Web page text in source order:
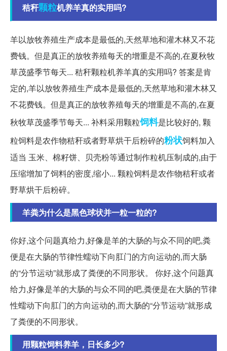
秸秆颗粒机养羊真的实用吗?
羊以放牧养殖生产成本是最低的,天然草地和灌木林又不花
费钱。但是真正的放牧养殖每天的增重是不高的,在夏秋牧
草茂盛季节每天... 秸秆颗粒机养羊真的实用吗? 答案是肯
定的,羊以放牧养殖生产成本是最低的,天然草地和灌木林又
不花费钱。但是真正的放牧养殖每天的增重是不高的,在夏
秋牧草茂盛季节每天... 补料采用颗粒饲料是比较好的, 颗
粒饲料是农作物秸秆或者野草烘干后粉碎的粉状饲料加入
适当 玉米、棉籽饼、贝壳粉等通过制作粒机压制成的,由于
压缩增加了饲料的密度,缩小... 颗粒饲料是农作物秸秆或者
野草烘干后粉碎。
羊粪为什么是黑色球状并一粒一粒的?
你好,这个问题真给力,好像是羊的大肠的与众不同的吧,粪
便是在大肠的节律性蠕动下向肛门的方向运动的,而大肠
的“分节运动”就形成了粪便的不同形状。 你好,这个问题真
给力,好像是羊的大肠的与众不同的吧,粪便是在大肠的节律
性蠕动下向肛门的方向运动的,而大肠的“分节运动”就形成
了粪便的不同形状。
用颗粒饲料养羊，日长多少?